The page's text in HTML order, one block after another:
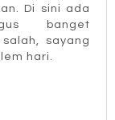
Di sini ada
banget
sayang
hari.